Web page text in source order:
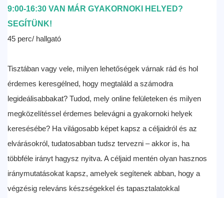
9:00-16:30 VAN MÁR GYAKORNOKI HELYED?
SEGÍTÜNK!
45 perc/ hallgató
Tisztában vagy vele, milyen lehetőségek várnak rád és hol
érdemes keresgélned, hogy megtaláld a számodra
legideálisabbakat? Tudod, mely online felületeken és milyen
megközelítéssel érdemes belevágni a gyakornoki helyek
keresésébe? Ha világosabb képet kapsz a céljaidról és az
elvárásokról, tudatosabban tudsz tervezni – akkor is, ha
többféle irányt hagysz nyitva. A céljaid mentén olyan hasznos
iránymutatásokat kapsz, amelyek segítenek abban, hogy a
végzésig releváns készségekkel és tapasztalatokkal